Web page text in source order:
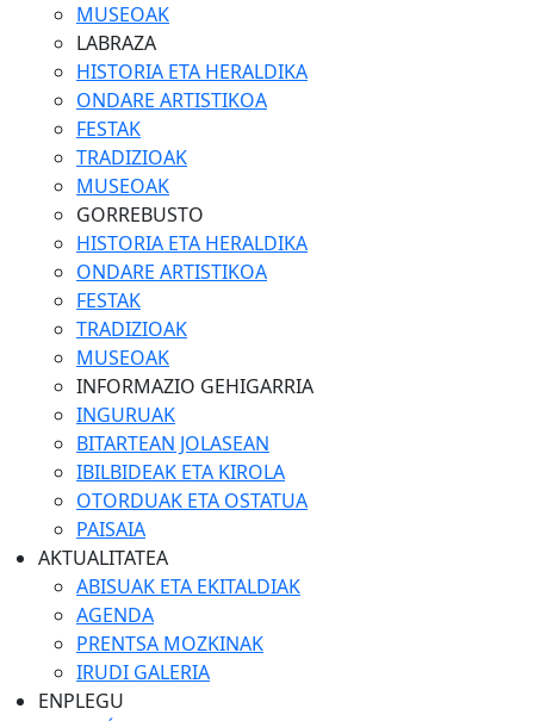
MUSEOAK
LABRAZA
HISTORIA ETA HERALDIKA
ONDARE ARTISTIKOA
FESTAK
TRADIZIOAK
MUSEOAK
GORREBUSTO
HISTORIA ETA HERALDIKA
ONDARE ARTISTIKOA
FESTAK
TRADIZIOAK
MUSEOAK
INFORMAZIO GEHIGARRIA
INGURUAK
BITARTEAN JOLASEAN
IBILBIDEAK ETA KIROLA
OTORDUAK ETA OSTATUA
PAISAIA
AKTUALITATEA
ABISUAK ETA EKITALDIAK
AGENDA
PRENTSA MOZKINAK
IRUDI GALERIA
ENPLEGU